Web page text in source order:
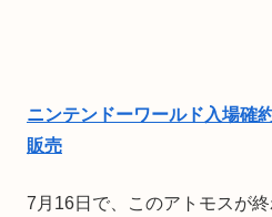
ニンテンドーワールド入場確
販売
7月16日で、このアトモスが終